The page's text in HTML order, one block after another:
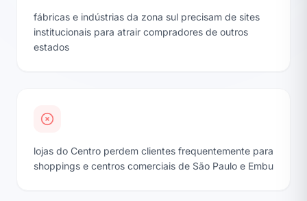
fábricas e indústrias da zona sul precisam de sites
institucionais para atrair compradores de outros
estados
lojas do Centro perdem clientes frequentemente para
shoppings e centros comerciais de São Paulo e Embu